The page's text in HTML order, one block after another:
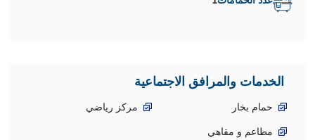
الخدمات والمرافق الاجتماعية
حمام بخار
مركز رياضي
مطاعم و مقاهي